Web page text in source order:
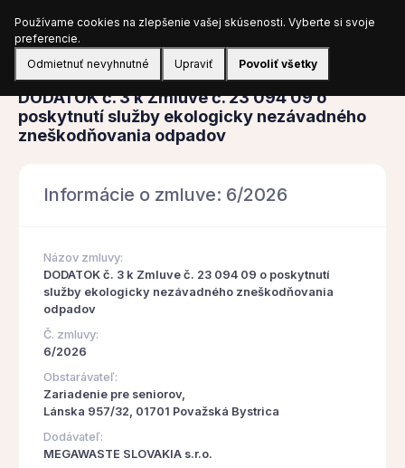
Prihlásiť sa
Zmluva
DODATOK č. 3 k Zmluve č. 23 094 09 o
poskytnutí služby ekologicky nezávadného
zneškodňovania odpadov
Informácie o zmluve: 6/2026
Názov zmluvy:
DODATOK č. 3 k Zmluve č. 23 094 09 o poskytnutí
služby ekologicky nezávadného zneškodňovania
odpadov
Č. zmluvy:
6/2026
Obstarávateľ:
Zariadenie pre seniorov,
Lánska 957/32, 01701 Považská Bystrica
Dodávateľ:
MEGAWASTE SLOVAKIA s.r.o.
Používame cookies na zlepšenie vašej skúsenosti. Vyberte si svoje
preferencie.
Odmietnuť nevyhnutné
Upraviť Povoliť všetky